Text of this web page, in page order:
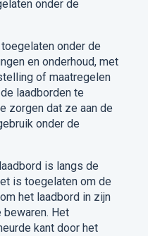
onder de
onder de
en onderhoud, met
of maatregelen
laadborden te
zorgen dat ze aan de
onder de
is langs de
et is toegelaten om de
het laadbord in zijn
Het
kant door het